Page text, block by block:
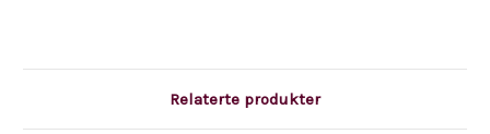
Relaterte produkter